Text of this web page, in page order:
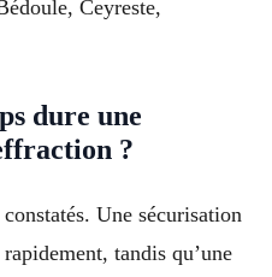
Ceyreste,
dure une
?
Une sécurisation
tandis qu’une